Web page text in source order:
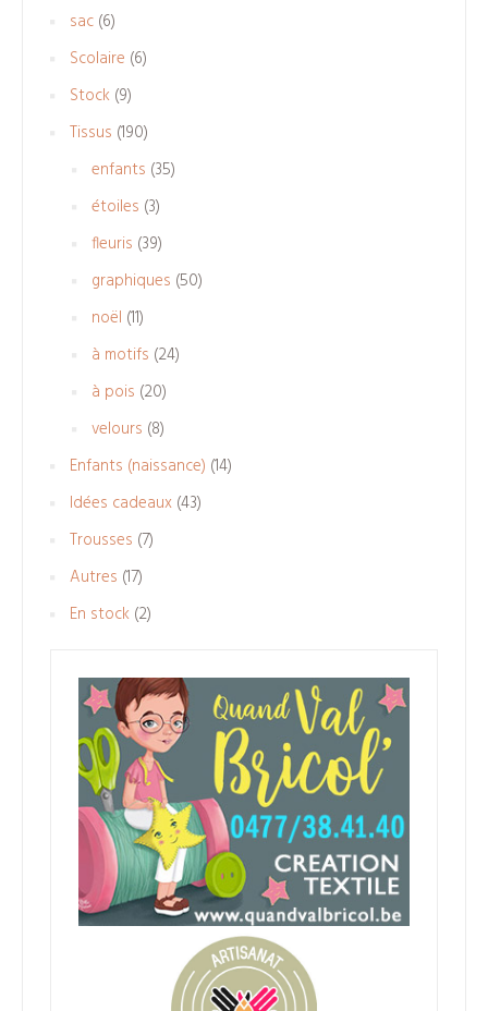
sac 66
produits
Scolaire 66
Stock 99
produits
Tissus 190190
produits
enfants 3535
étoiles 33
produits
fleuris 3939
produits
graphiques 5050
noël 1111
produits
à motifs 2424
à pois 2020
produits
velours 88
produits
Enfants (naissance) 1414
Idées cadeaux 4343
Trousses 77
Autres 1717
produits
En stock 22